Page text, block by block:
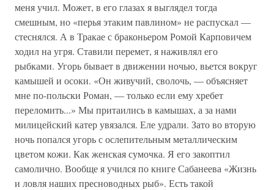
меня учил. Может, в его глазах я выглядел тогда
смешным, но «перья этаким павлином» не распускал —
стеснялся. А в Тракае с браконьером Ромой Карповичем
ходил на угря. Ставили перемет, я наживлял его
рыбками. Угорь бывает в движении ночью, вьется вокруг
камышей и осоки. «Он живучий, сволочь, — объясняет
мне по-польски Роман, — только если ему хребет
переломить...» Мы притаились в камышах, а за нами
милицейский катер увязался. Еле удрали. Зато во вторую
ночь попался угорь с ослепительным металлическим
цветом кожи. Как женская сумочка. Я его закоптил
самолично. Вообще я учился по книге Сабанеева «Жизнь
и ловля наших пресноводных рыб». Есть такой